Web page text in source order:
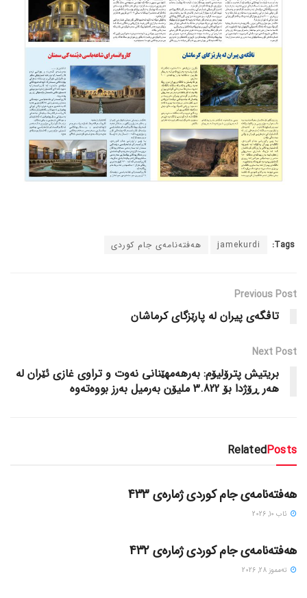
Tags:
jamekurdi هەفتەنامەی جام کوردی
Previous Post
تاڤگەی پیران لە پارێزگای کرماشان
Next Post
بریتیش پترۆلیۆم: بەرهەمهێنانی نەوت و تراوی غازی ئێران لە
هەر ڕۆژدا بۆ 3.822 ملیۆن بەرمیل بەرز بووەتەوە
RelatedPosts
گۆڤاره‌کان
هەفتەنامەی جام کوردی ژمارەی 433
ئاب 10, 2026
هەفتەنامەی جام کوردی ژمارەی 432
ته‌مموز 28, 2026